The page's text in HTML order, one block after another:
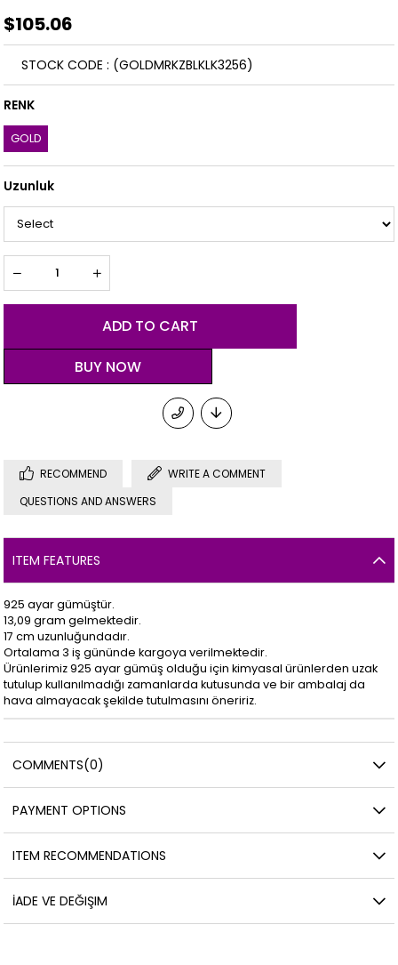
$105.06
(GOLDMRKZBLKLK3256)
STOCK CODE
RENK
GOLD
Uzunluk
RECOMMEND
WRITE A COMMENT
QUESTIONS AND ANSWERS
ITEM FEATURES
925 ayar gümüştür.
13,09 gram gelmektedir.
17 cm uzunluğundadır.
Ortalama 3 iş gününde kargoya verilmektedir.
Ürünlerimiz 925 ayar gümüş olduğu için kimyasal ürünlerden uzak
tutulup kullanılmadığı zamanlarda kutusunda ve bir ambalaj da
hava almayacak şekilde tutulmasını öneririz.
COMMENTS(0)
PAYMENT OPTIONS
ITEM RECOMMENDATIONS
İADE VE DEĞIŞIM